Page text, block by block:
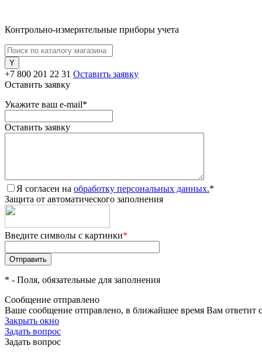
Контрольно-измерительные приборы учета
+7 800 201 22 31 Оставить заявку
Оставить заявку
Укажите ваш e-mail*
Оставить заявку
Я согласен на обработку персональных данных.*
Защита от автоматического заполнения
Введите символы с картинки*
* - Поля, обязательные для заполнения
Сообщение отправлено
Ваше сообщение отправлено, в ближайшее время Вам ответит
Закрыть окно
Задать вопрос
Задать вопрос